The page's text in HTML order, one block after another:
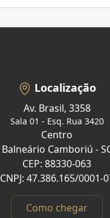
Localização
Av. Brasil, 3358
Sala 01 - Esq. Rua 3420
Centro
Balneário Camboriú -
CEP: 88330-063
CNPJ: 47.386.165/0001-
Como chegar